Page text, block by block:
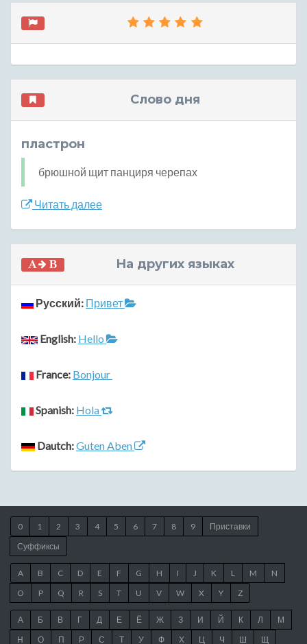
Слово дня
пластрон
брюшной щит панциря черепах
Читать далее
На других языках
Русский: Привет
English: Hello
France: Bonjour
Spanish: Hola
Dautch:Guten Aben
0 1 2 3 4 5 6 7 8 9
Приставки
Суффиксы
A B C D E F G H I J K L M
N
O
P Q R S T U V W X Y Z
А Б В Г Д Е Ё Ж З И Й К Л
М
Н
О П Р С Т У Ф Х Ц Ч Ш Щ